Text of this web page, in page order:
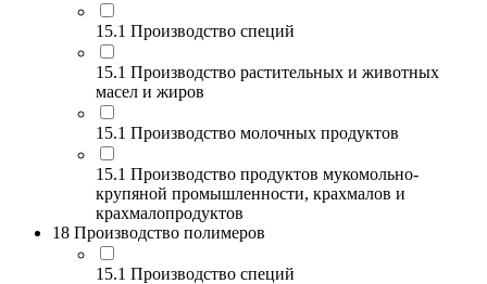
15.1 Производство специй
15.1 Производство растительных и животных
масел и жиров
15.1 Производство молочных продуктов
15.1 Производство продуктов мукомольно-
крупяной промышленности, крахмалов и
крахмалопродуктов
18 Производство полимеров
15.1 Производство специй